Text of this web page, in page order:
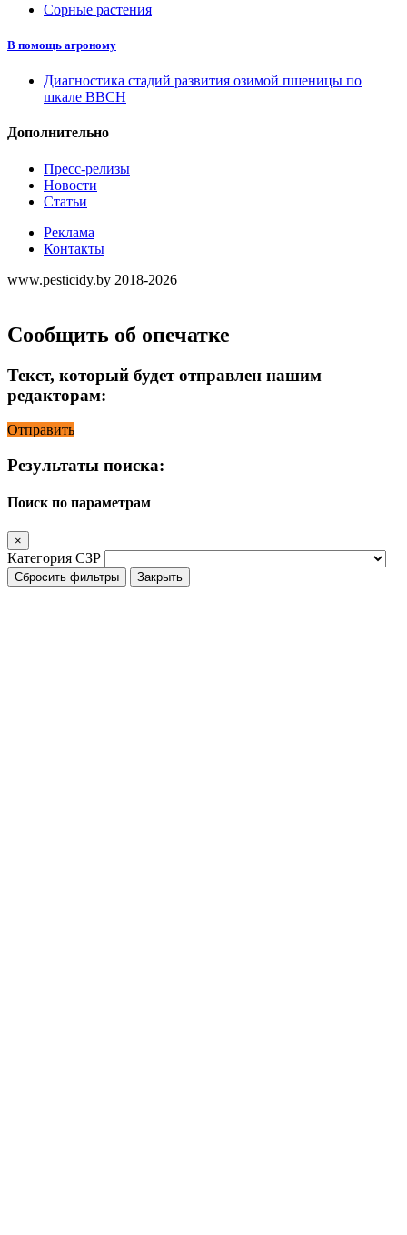
Сорные растения
В помощь агроному
Диагностика стадий развития озимой пшеницы по
шкале ВВСН
Дополнительно
Пресс-релизы
Новости
Статьи
Реклама
Контакты
www.pesticidy.by 2018-2026
Сообщить об опечатке
Текст, который будет отправлен нашим
редакторам:
Отправить
Результаты поиска:
Поиск по параметрам
×
Категория СЗР
Сбросить фильтры Закрыть